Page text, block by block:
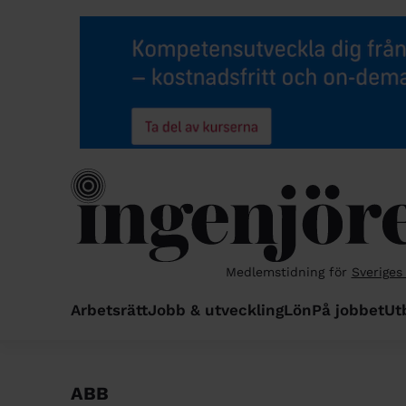
Medlemstidning för
ArbetsrättJobb & utvecklingLönPå jobbet
ABB